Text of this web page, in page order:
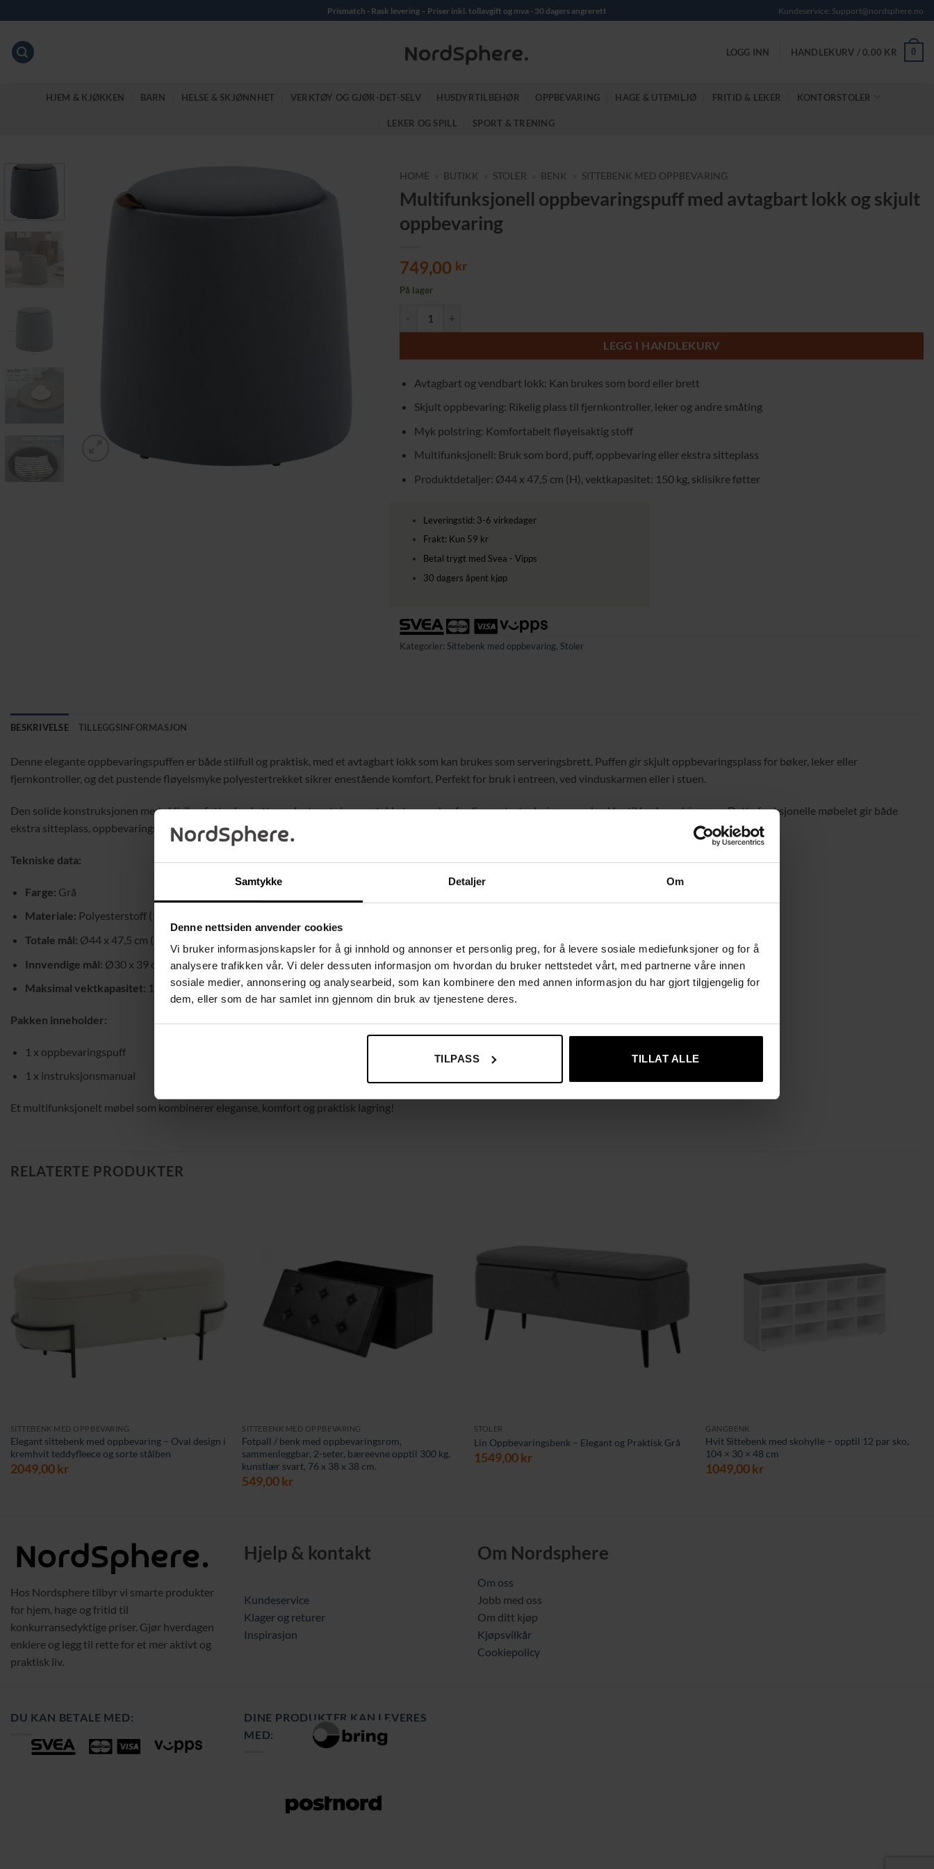
Samtykke Detaljer Om
Denne nettsiden anvender cookies
Vi bruker informasjonskapsler for å gi innhold og annonser et personlig preg, for å levere sosiale mediefunksjoner og for å
analysere trafikken vår. Vi deler dessuten informasjon om hvordan du bruker nettstedet vårt, med partnerne våre innen
sosiale medier, annonsering og analysearbeid, som kan kombinere den med annen informasjon du har gjort tilgjengelig for
dem, eller som de har samlet inn gjennom din bruk av tjenestene deres.
TILPASS TILLAT ALLE
to
content
Prismatch - Rask levering – Priser inkl. tollavgift og mva - 30 dagers angrerett Kundeservice: Support@nordsphere.no
LOGG INN HANDLEKURV /0,00 KR 0
HJEM & KJØKKEN BARN HELSE & SKJØNNHET VERKTØY OG GJØR-DET-SELV HUSDYRTILBEHØR OPPBEVARING HAGE & UTEMILJØ FRITID & LEKER KONTORSTOLER
LEKER OG SPILL SPORT & TRENING
HOME BUTIKK STOLER BENK SITTEBENK MED OPPBEVARING
Multifunksjonell oppbevaringspuff med avtagbart lokk og skjult
oppbevaring
749,00 kr
På lager
LEGG I HANDLEKURV
Avtagbart og vendbart lokk: Kan brukes som bord eller brett
Skjult oppbevaring: Rikelig plass til fjernkontroller, leker og andre småting
Myk polstring: Komfortabelt fløyelsaktig stoff
Multifunksjonell: Bruk som bord, puff, oppbevaring eller ekstra sitteplass
Produktdetaljer: Ø44 x 47,5 cm (H), vektkapasitet: 150 kg, sklisikre føtter
Leveringstid: 3-6 virkedager
Frakt: Kun 59 kr
Betal trygt med Svea - Vipps
30 dagers åpent kjøp
Kategorier: Sittebenk med oppbevaring, Stoler
BESKRIVELSE TILLEGGSINFORMASJON
Denne elegante oppbevaringspuffen er både stilfull og praktisk, med et avtagbart lokk som kan brukes som serveringsbrett. Puffen gir skjult oppbevaringsplass for bøker, leker eller
fjernkontroller, og det pustende fløyelsmyke polyestertrekket sikrer enestående komfort. Perfekt for bruk i entreen, ved vinduskarmen eller i stuen.
Den solide konstruksjonen med sklisikre føtter beskytter gulvet mot riper, og takket være den ferdigmonterte designen er den klar til bruk med én gang. Dette funksjonelle møbelet gir både
ekstra sitteplass, oppbevaringsmuligheter og kan enkelt transformeres til et bord med sitt avtagbare lokk.
Tekniske data:
Farge: Grå
Materiale: Polyesterstoff (100%), skum, gummitre
Totale mål: Ø44 x 47,5 cm (H)
Innvendige mål: Ø30 x 39 cm (H)
Maksimal vektkapasitet: 150 kg
Pakken inneholder:
1 x oppbevaringspuff
1 x instruksjonsmanual
Et multifunksjonelt møbel som kombinerer eleganse, komfort og praktisk lagring!
RELATERTE PRODUKTER
SITTEBENK MED OPPBEVARING
Elegant sittebenk med oppbevaring – Oval design i
kremhvit teddyfleece og sorte stålben
2049,00kr
SITTEBENK MED OPPBEVARING
Fotpall / benk med oppbevaringsrom,
sammenleggbar, 2-seter, bæreevne opptil 300 kg,
kunstlær svart, 76 x 38 x 38 cm.
549,00kr
STOLER
Lin Oppbevaringsbenk – Elegant og Praktisk Grå
1549,00kr
GANGBENK
Hvit Sittebenk med skohylle – opptil 12 par sko,
104 × 30 × 48 cm
1049,00kr
Hos Nordsphere tilbyr vi smarte produkter
for hjem, hage og fritid til
konkurransedyktige priser. Gjør hverdagen
enklere og legg til rette for et mer aktivt og
praktisk liv.
Hjelp & kontakt
Kundeservice
Klager og returer
Inspirasjon
Om Nordsphere
Om oss
Jobb med oss
Om ditt kjøp
Kjøpsvilkår
Cookiepolicy
DU KAN BETALE MED:
DINE PRODUKTER KAN LEVERES
MED: